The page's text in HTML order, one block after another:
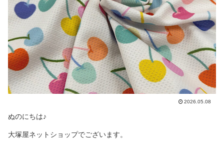
2026.05.08
ぬのにちは♪
大塚屋ネットショップでございます。